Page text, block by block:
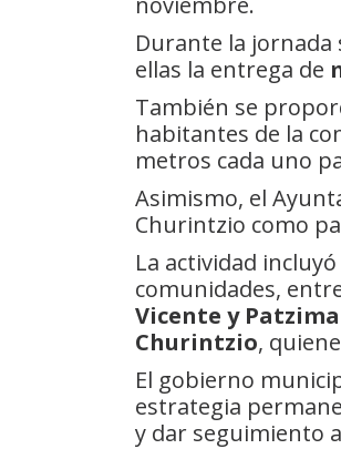
Durante la jornada
ellas la entrega de
También se
habitantes de la
metros cada uno
Asimismo, el
Churintzio como
La actividad
comunidades,
Vicente y
Churintzio,
El gobierno
estrategia
y dar seguimiento